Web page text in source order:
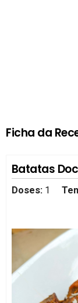
Ficha da
Batatas
Doses: 1